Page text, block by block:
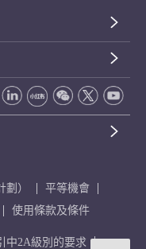
）
平等機會
使用條款及條件
中2A級別的要求